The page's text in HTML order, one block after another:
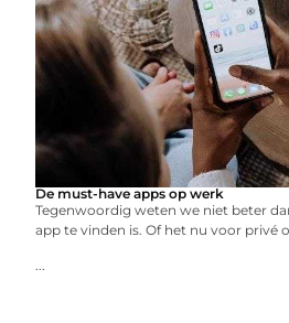
De must-have apps op werk
Tegenwoordig weten we niet beter
app te vinden is. Of het nu voor privé
...